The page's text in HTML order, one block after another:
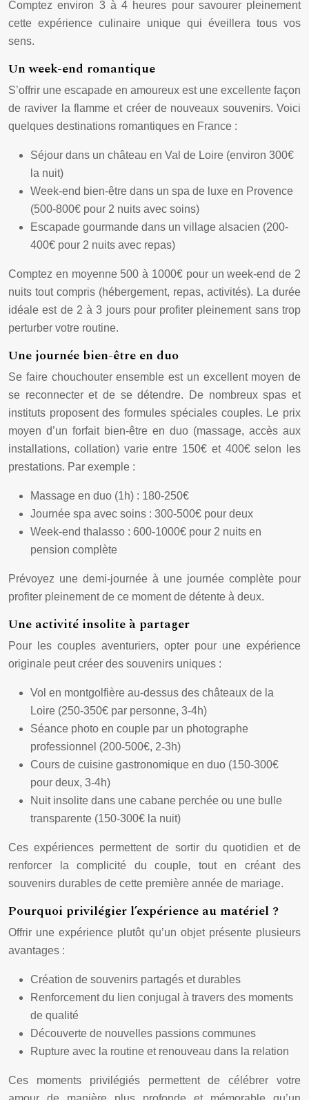
Comptez environ 3 à 4 heures pour savourer pleinement
cette expérience culinaire unique qui éveillera tous vos
sens.
Un week-end romantique
S’offrir une escapade en amoureux est une excellente façon
de raviver la flamme et créer de nouveaux souvenirs. Voici
quelques destinations romantiques en France :
Séjour dans un château en Val de Loire (environ 300€
la nuit)
Week-end bien-être dans un spa de luxe en Provence
(500-800€ pour 2 nuits avec soins)
Escapade gourmande dans un village alsacien (200-
400€ pour 2 nuits avec repas)
Comptez en moyenne 500 à 1000€ pour un week-end de 2
nuits tout compris (hébergement, repas, activités). La durée
idéale est de 2 à 3 jours pour profiter pleinement sans trop
perturber votre routine.
Une journée bien-être en duo
Se faire chouchouter ensemble est un excellent moyen de
se reconnecter et de se détendre. De nombreux spas et
instituts proposent des formules spéciales couples. Le prix
moyen d’un forfait bien-être en duo (massage, accès aux
installations, collation) varie entre 150€ et 400€ selon les
prestations. Par exemple :
Massage en duo (1h) : 180-250€
Journée spa avec soins : 300-500€ pour deux
Week-end thalasso : 600-1000€ pour 2 nuits en
pension complète
Prévoyez une demi-journée à une journée complète pour
profiter pleinement de ce moment de détente à deux.
Une activité insolite à partager
Pour les couples aventuriers, opter pour une expérience
originale peut créer des souvenirs uniques :
Vol en montgolfière au-dessus des châteaux de la
Loire (250-350€ par personne, 3-4h)
Séance photo en couple par un photographe
professionnel (200-500€, 2-3h)
Cours de cuisine gastronomique en duo (150-300€
pour deux, 3-4h)
Nuit insolite dans une cabane perchée ou une bulle
transparente (150-300€ la nuit)
Ces expériences permettent de sortir du quotidien et de
renforcer la complicité du couple, tout en créant des
souvenirs durables de cette première année de mariage.
Pourquoi privilégier l’expérience au matériel ?
Offrir une expérience plutôt qu’un objet présente plusieurs
avantages :
Création de souvenirs partagés et durables
Renforcement du lien conjugal à travers des moments
de qualité
Découverte de nouvelles passions communes
Rupture avec la routine et renouveau dans la relation
Ces moments privilégiés permettent de célébrer votre